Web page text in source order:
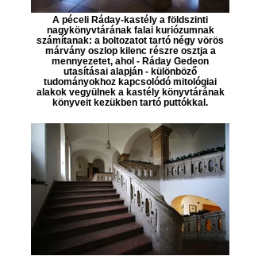
A péceli Ráday-kastély a földszinti
nagykönyvtárának falai kuriózumnak
számítanak: a boltozatot tartó négy vörös
márvány oszlop kilenc részre osztja a
mennyezetet, ahol - Ráday Gedeon
utasításai alapján - különböző
tudományokhoz kapcsolódó mitológiai
alakok vegyülnek a kastély könyvtárának
könyveit kezükben tartó puttókkal.